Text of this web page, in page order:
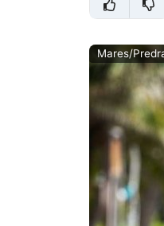
Mares/